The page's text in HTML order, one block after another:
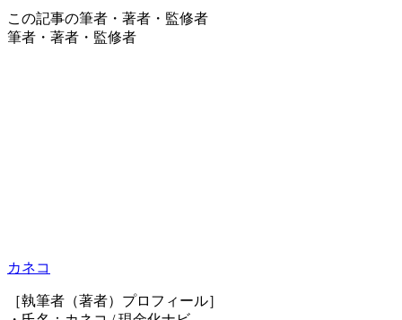
この記事の筆者・著者・監修者
筆者・著者・監修者
カネコ
［執筆者（著者）プロフィール］